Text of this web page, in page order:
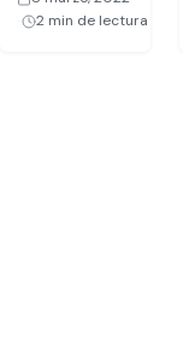
Webisodios
2 min de lectura